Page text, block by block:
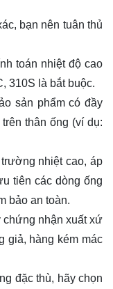
bạn nên tuân thủ
toán nhiệt độ cao
310S là bắt buộc.
sản phẩm có đầy
thân ống (ví dụ:
nhiệt cao, áp
tiên các dòng ống
bảo an toàn.
chứng nhận xuất xứ
giả, hàng kém mác
đặc thù, hãy chọn